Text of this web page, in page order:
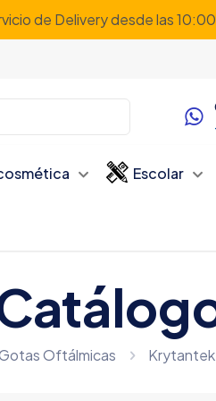
de Delivery desde las
Escolar
Oftálmicas